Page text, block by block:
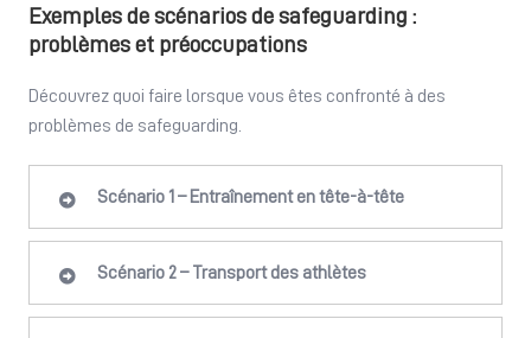
Exemples de scénarios de safeguarding :
problèmes et préoccupations
Découvrez quoi faire lorsque vous êtes confronté à des
problèmes de safeguarding.
Scénario 1 – Entraînement en tête-à-tête
Scénario 2 – Transport des athlètes